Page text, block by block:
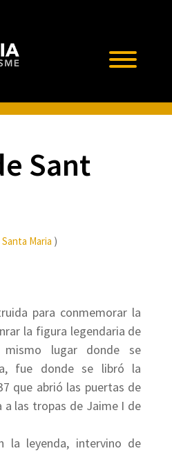
Sant
Maria )
para conmemorar la
la figura legendaria de
lugar donde se
fue donde se libró la
que abrió las puertas de
a las tropas de Jaime I de
la leyenda, intervino de